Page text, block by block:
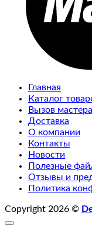
Главная
Каталог
Вызов мастера
Доставка
О компании
Контакты
Новости
Полезные
Отзывы и
Политика
Copyright 2026 ©